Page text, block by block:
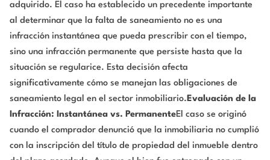
adquirido. El caso ha establecido un precedente importante
al determinar que la falta de saneamiento no es una
infracción instantánea que pueda prescribir con el tiempo,
sino una infracción permanente que persiste hasta que la
situación se regularice. Esta decisión afecta
significativamente cómo se manejan las obligaciones de
saneamiento legal en el sector inmobiliario.Evaluación de la
Infracción: Instantánea vs. PermanenteEl caso se originó
cuando el comprador denunció que la inmobiliaria no cumplió
con la inscripción del título de propiedad del inmueble dentro